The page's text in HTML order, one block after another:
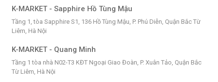
K-MARKET - Sapphire Hồ Tùng Mậu
Tầng 1, tòa Sapphire S1, 136 Hồ Tùng Mậu, P. Phú Diễn, Quận Bắc Từ
Liêm, Hà Nội
K-MARKET - Quang Minh
Tầng 1 tòa nhà N02-T3 KĐT Ngoại Giao Đoàn, P. Xuân Tảo, Quận Bắc
Từ Liêm, Hà Nội